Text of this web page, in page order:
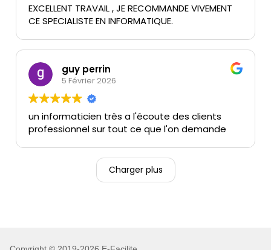
EXCELLENT TRAVAIL , JE RECOMMANDE VIVEMENT
CE SPECIALISTE EN INFORMATIQUE.
guy perrin
5 Février 2026
un informaticien très a l'écoute des clients
professionnel sur tout ce que l'on demande
Charger plus